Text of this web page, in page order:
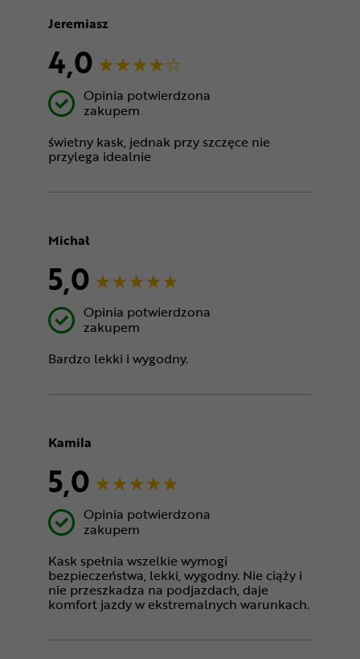
Jeremiasz
4,0
Opinia potwierdzona
zakupem
świetny kask, jednak przy szczęce nie
przylega idealnie
Michał
5,0
Opinia potwierdzona
zakupem
Bardzo lekki i wygodny.
Kamila
5,0
Opinia potwierdzona
zakupem
Kask spełnia wszelkie wymogi
bezpieczeństwa, lekki, wygodny. Nie ciąży i
nie przeszkadza na podjazdach, daje
komfort jazdy w ekstremalnych warunkach.